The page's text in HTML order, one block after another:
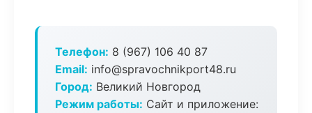
Телефон: 8 (967) 106 40 87
Email: info@spravochnikport48.ru
Город: Великий Новгород
Режим работы: Сайт и приложение: